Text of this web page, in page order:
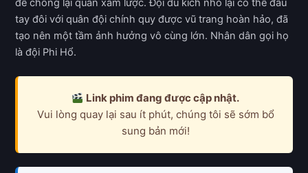
để chống lại quân xâm lược. Đội du kích nhỏ lại có thể đấu
tay đôi với quân đội chính quy được vũ trang hoàn hảo, đã
tạo nên một tầm ảnh hưởng vô cùng lớn. Nhân dân gọi họ
là đội Phi Hổ.
Link phim đang được cập nhật.
Vui lòng quay lại sau ít phút, chúng tôi sẽ sớm bổ
sung bản mới!